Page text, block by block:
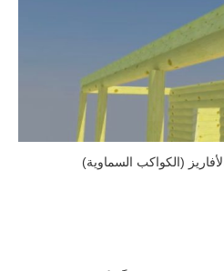
(الكواكب السماوية)